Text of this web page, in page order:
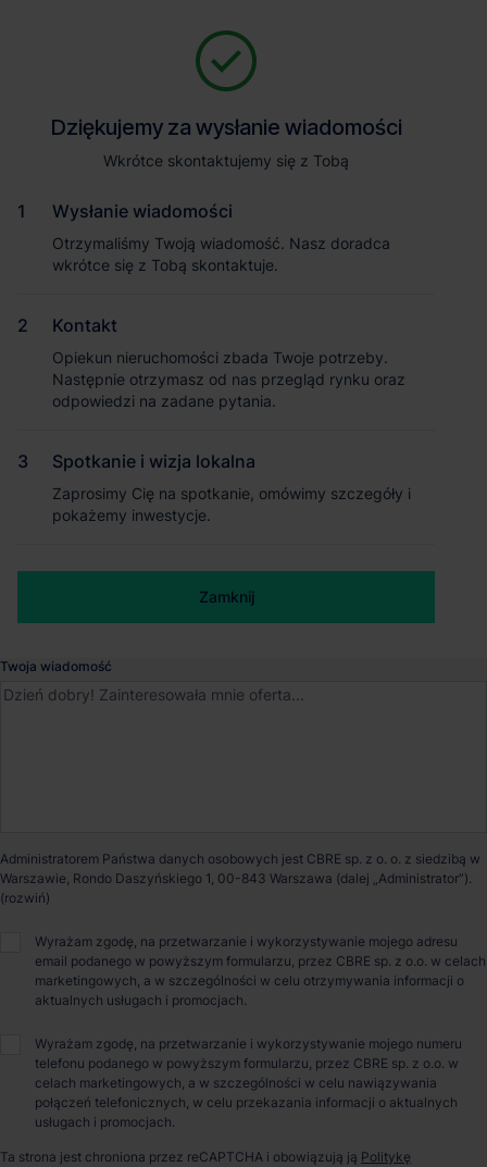
Magazyn MountPark Stryków
Opiekun nieruchomości
Patryk Romanowski
Powierzchnia parku
O parku
Magazyn do wynajęcia – Mountpark Stryków
Dziękujemy za wysłanie wiadomości
Wkrótce skontaktujemy się z Tobą
Wysłanie wiadomości
Otrzymaliśmy Twoją wiadomość. Nasz doradca
wkrótce się z Tobą skontaktuje.
Kontakt
Opiekun nieruchomości zbada Twoje potrzeby.
Następnie otrzymasz od nas przegląd rynku oraz
odpowiedzi na zadane pytania.
Spotkanie i wizja lokalna
Zaprosimy Cię na spotkanie, omówimy szczegóły i
pokażemy inwestycje.
Zamknij
Jesteśmy tu, żeby Ci pomóc. Niezależnie od tego, na jakim etapie
pomożemy Ci wybrać najlepszą ofertę. Napisz do nas!
Imię i nazwisko
Nazwa firmy
Email służbowy
Twoja wiadomość
Administratorem Państwa danych osobowych jest CBRE sp. z o. o. z siedzibą w
Warszawie, Rondo Daszyńskiego 1, 00-843 Warszawa (dalej „Administrator”).
Wyrażam zgodę, na przetwarzanie i wykorzystywanie mojego adresu
email podanego w powyższym formularzu, przez CBRE sp. z o.o. w celach
marketingowych, a w szczególności w celu otrzymywania informacji o
aktualnych usługach i promocjach.
Wyrażam zgodę, na przetwarzanie i wykorzystywanie mojego numeru
telefonu podanego w powyższym formularzu, przez CBRE sp. z o.o. w
celach marketingowych, a w szczególności w celu nawiązywania
połączeń telefonicznych, w celu przekazania informacji o aktualnych
usługach i promocjach.
Ta strona jest chroniona przez reCAPTCHA i obowiązują ją Politykę
Dziękujemy za wysłanie wiadomości
Wkrótce skontaktujemy się z Tobą
Wysłanie wiadomości
Otrzymaliśmy Twoją wiadomość. Nasz doradca
wkrótce się z Tobą skontaktuje.
Kontakt
Opiekun nieruchomości zbada Twoje potrzeby.
Następnie otrzymasz od nas przegląd rynku oraz
odpowiedzi na zadane pytania.
Spotkanie i wizja lokalna
Zaprosimy Cię na spotkanie, omówimy szczegóły i
pokażemy inwestycje.
Zamknij